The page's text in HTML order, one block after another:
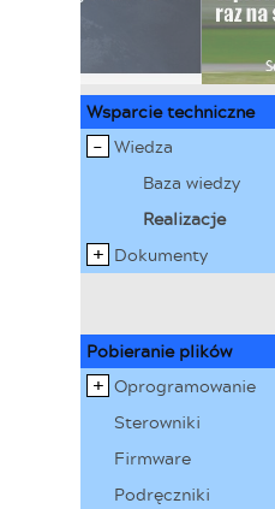
Wsparcie techniczne
Wiedza
Baza wiedzy
Realizacje
Dokumenty
Pobieranie plików
Oprogramowanie
Sterowniki
Firmware
Podręczniki